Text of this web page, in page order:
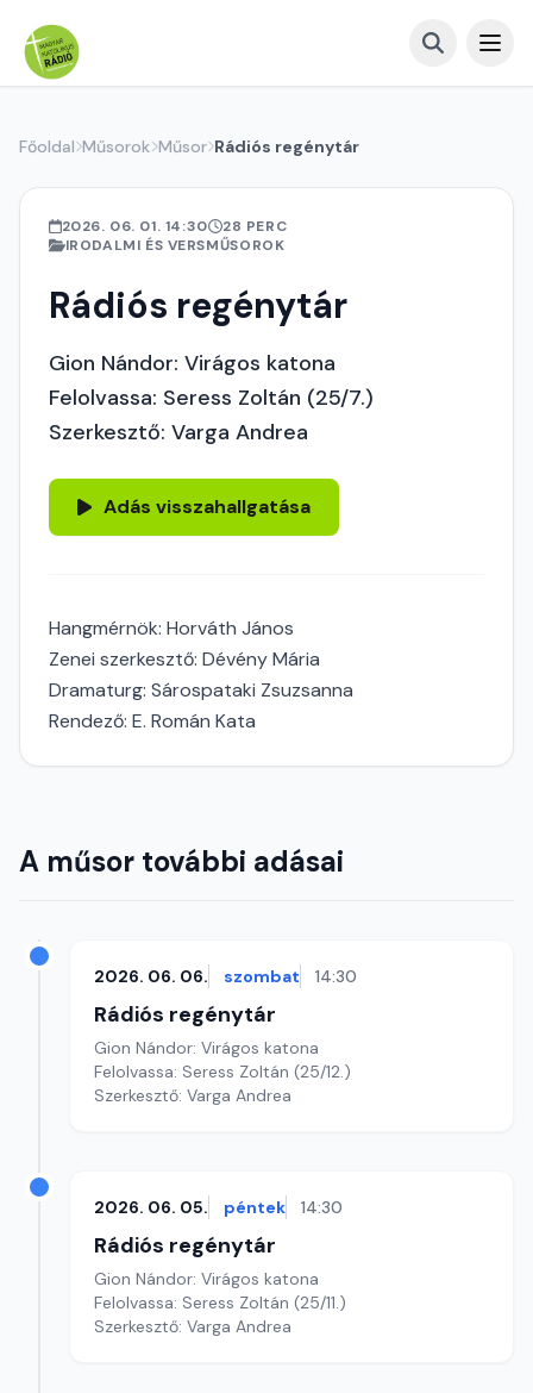
Főoldal Műsorok Műsor Rádiós regénytár
2026. 06. 01. 14:30
28 PERC
IRODALMI ÉS VERSMŰSOROK
Rádiós regénytár
Gion Nándor: Virágos katona
Felolvassa: Seress Zoltán (25/7.)
Szerkesztő: Varga Andrea
Adás visszahallgatása
Hangmérnök: Horváth János
Zenei szerkesztő: Dévény Mária
Dramaturg: Sárospataki Zsuzsanna
Rendező: E. Román Kata
A műsor további adásai
2026. 06. 06. szombat 14:30
Rádiós regénytár
Gion Nándor: Virágos katona
Felolvassa: Seress Zoltán (25/12.)
Szerkesztő: Varga Andrea
2026. 06. 05. péntek 14:30
Rádiós regénytár
Gion Nándor: Virágos katona
Felolvassa: Seress Zoltán (25/11.)
Szerkesztő: Varga Andrea